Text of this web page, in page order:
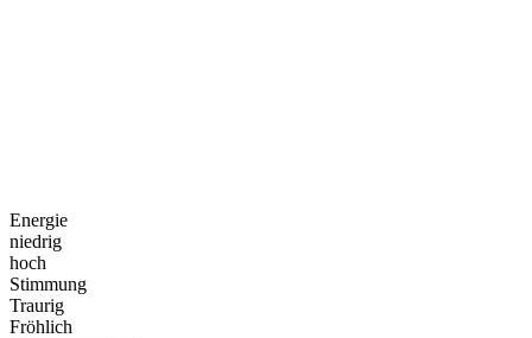
Energie
niedrig
hoch
Stimmung
Traurig
Fröhlich